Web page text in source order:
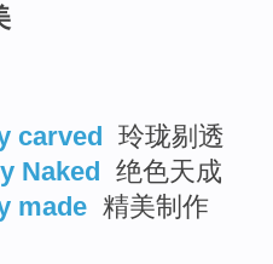
carved 玲珑剔透
Naked 绝色天成
made 精美制作